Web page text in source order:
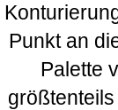
Punkt an
Palette